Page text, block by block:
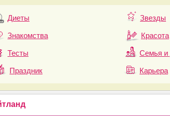
Диеты
Знакомства
Тесты
Праздник
Звезды
Красота
Семья и
Карьера